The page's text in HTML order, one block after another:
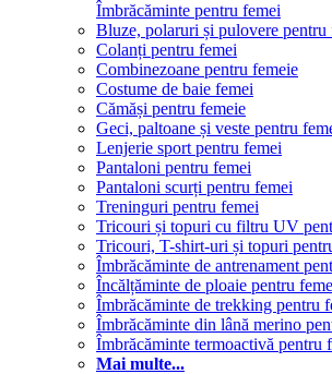
Îmbrăcăminte pentru femei
Bluze, polaruri și pulovere pentru
Colanți pentru femei
Combinezoane pentru femeie
Costume de baie femei
Cămăși pentru femeie
Geci, paltoane și veste pentru
Lenjerie sport pentru femei
Pantaloni pentru femei
Pantaloni scurți pentru femei
Treninguri pentru femei
Tricouri și topuri cu filtru UV
Tricouri, T-shirt-uri și topuri
Îmbrăcăminte de antrenament
Încălțăminte de ploaie pentru
Îmbrăcăminte de trekking pentru
Îmbrăcăminte din lână merino
Îmbrăcăminte termoactivă pentru
Mai multe...